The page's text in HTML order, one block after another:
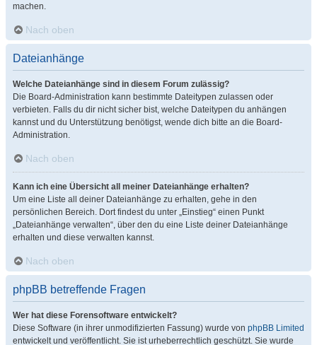
machen.
Nach oben
Dateianhänge
Welche Dateianhänge sind in diesem Forum zulässig?
Die Board-Administration kann bestimmte Dateitypen zulassen oder
verbieten. Falls du dir nicht sicher bist, welche Dateitypen du anhängen
kannst und du Unterstützung benötigst, wende dich bitte an die Board-
Administration.
Nach oben
Kann ich eine Übersicht all meiner Dateianhänge erhalten?
Um eine Liste all deiner Dateianhänge zu erhalten, gehe in den
persönlichen Bereich. Dort findest du unter „Einstieg“ einen Punkt
„Dateianhänge verwalten“, über den du eine Liste deiner Dateianhänge
erhalten und diese verwalten kannst.
Nach oben
phpBB betreffende Fragen
Wer hat diese Forensoftware entwickelt?
Diese Software (in ihrer unmodifizierten Fassung) wurde von phpBB Limited
entwickelt und veröffentlicht. Sie ist urheberrechtlich geschützt. Sie wurde